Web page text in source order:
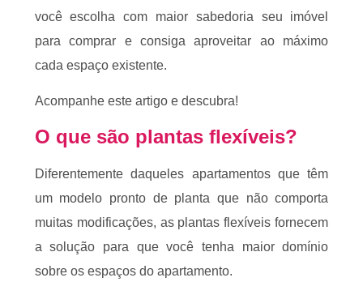
você escolha com maior sabedoria seu imóvel
para comprar e consiga aproveitar ao máximo
cada espaço existente.
Acompanhe este artigo e descubra!
O que são plantas flexíveis?
Diferentemente daqueles apartamentos que têm
um modelo pronto de planta que não comporta
muitas modificações, as plantas flexíveis fornecem
a solução para que você tenha maior domínio
sobre os espaços do apartamento.